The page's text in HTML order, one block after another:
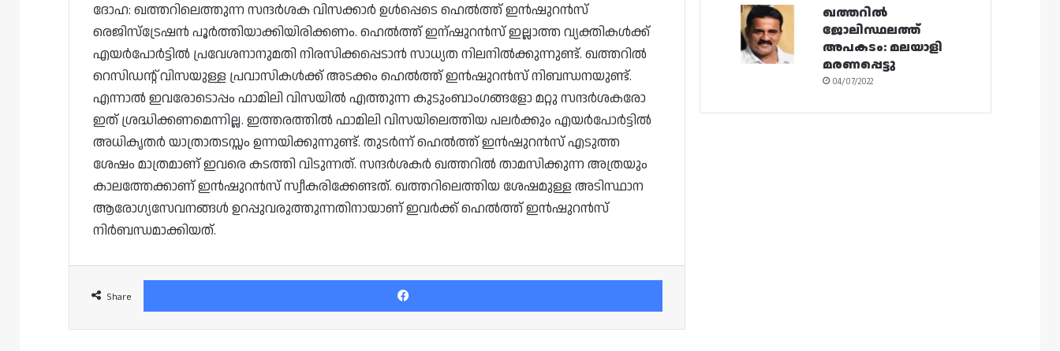
ദോഹ: ഖത്തറിലെത്തുന്ന സന്ദർശക വിസക്കാർ ഉൾപ്പെടെ ഹെൽത്ത് ഇൻഷുറൻസ്
രെജിസ്ട്രേഷൻ പൂർത്തിയാക്കിയിരിക്കണം. ഹെൽത്ത് ഇന്ഷുറൻസ് ഇല്ലാത്ത വ്യക്തികൾക്ക്
എയർപോർട്ടിൽ പ്രവേശനാനുമതി നിരസിക്കപ്പെടാൻ സാധ്യത നിലനിൽക്കുന്നുണ്ട്. ഖത്തറിൽ
റെസിഡന്റ് വിസയുള്ള പ്രവാസികൾക്ക് അടക്കം ഹെൽത്ത് ഇൻഷുറൻസ് നിബന്ധനയുണ്ട്.
എന്നാൽ ഇവരോടൊപ്പം ഫാമിലി വിസയിൽ എത്തുന്ന കുടുംബാംഗങ്ങളോ മറ്റു സന്ദർശകരോ
ഇത് ശ്രദ്ധിക്കണമെന്നില്ല. ഇത്തരത്തിൽ ഫാമിലി വിസയിലെത്തിയ പലർക്കും എയർപോർട്ടിൽ
അധികൃതർ യാത്രാതടസ്സം ഉന്നയിക്കുന്നുണ്ട്. തുടർന്ന് ഹെൽത്ത് ഇൻഷുറൻസ് എടുത്ത
ശേഷം മാത്രമാണ് ഇവരെ കടത്തി വിടുന്നത്. സന്ദർശകർ ഖത്തറിൽ താമസിക്കുന്ന അത്രയും
കാലത്തേക്കാണ് ഇൻഷുറൻസ് സ്വീകരിക്കേണ്ടത്. ഖത്തറിലെത്തിയ ശേഷമുള്ള അടിസ്ഥാന
ആരോഗ്യസേവനങ്ങൾ ഉറപ്പുവരുത്തുന്നതിനായാണ് ഇവർക്ക് ഹെൽത്ത് ഇൻഷുറൻസ്
നിർബന്ധമാക്കിയത്.
Share
Facebook
ഖത്തറിൽ
ജോലിസ്ഥലത്ത്
അപകടം: മലയാളി
മരണപ്പെട്ടു
04/07/2022